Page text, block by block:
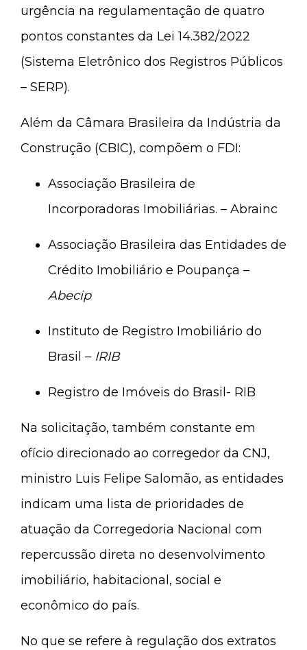
urgência na regulamentação de quatro
pontos constantes da Lei 14.382/2022
(Sistema Eletrônico dos Registros Públicos
– SERP).
Além da Câmara Brasileira da Indústria da
Construção (CBIC), compõem o FDI:
Associação Brasileira de
Incorporadoras Imobiliárias. – Abrainc
Associação Brasileira das Entidades de
Crédito Imobiliário e Poupança –
Abecip
Instituto de Registro Imobiliário do
Brasil – IRIB
Registro de Imóveis do Brasil- RIB
Na solicitação, também constante em
ofício direcionado ao corregedor da CNJ,
ministro Luis Felipe Salomão, as entidades
indicam uma lista de prioridades de
atuação da Corregedoria Nacional com
repercussão direta no desenvolvimento
imobiliário, habitacional, social e
econômico do país.
No que se refere à regulação dos extratos